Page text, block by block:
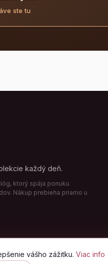
vášho zážitku. Viac info
ste tu
každý deň.
ktorý spája ponuku
Nákup prebieha priamo u